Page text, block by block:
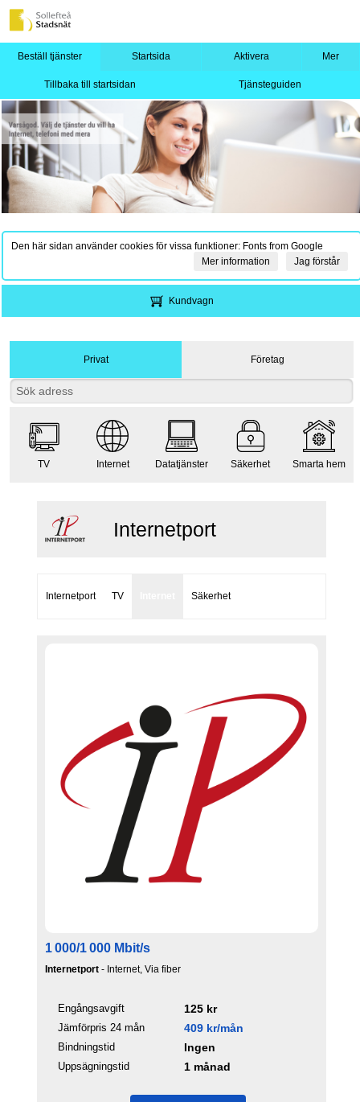
Beställ tjänster Startsida Aktivera Mer
Tillbaka till startsidan Tjänsteguiden
Den här sidan använder cookies för vissa funktioner: Fonts from Google
Jag förstår
Mer information
Kundvagn
Privat Företag
TV Internet Datatjänster Säkerhet Smarta hem
Internetport
Internetport TV Säkerhet
1 000/1 000 Mbit/s
Internetport - Internet, Via fiber
Engångsavgift 125 kr
Jämförpris 24 mån 409 kr/mån
Bindningstid Ingen
Uppsägningstid 1 månad